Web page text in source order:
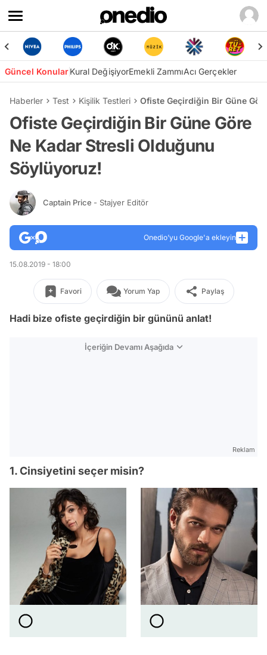
Güncel KonularKural DeğişiyorEmekli ZammıAcı Gerçekler
Haberler Test Kişilik Testleri Ofiste Geçirdiğin Bir Güne
Ofiste Geçirdiğin Bir Güne Göre
Ne Kadar Stresli Olduğunu
Söylüyoruz!
Captain Price - Stajyer Editör
Onedio’yu Google'a ekleyin
15.08.2019 - 18:00
Favori Yorum Yap Paylaş
Hadi bize ofiste geçirdiğin bir gününü anlat!
İçeriğin Devamı Aşağıda
Reklam
1. Cinsiyetini seçer misin?